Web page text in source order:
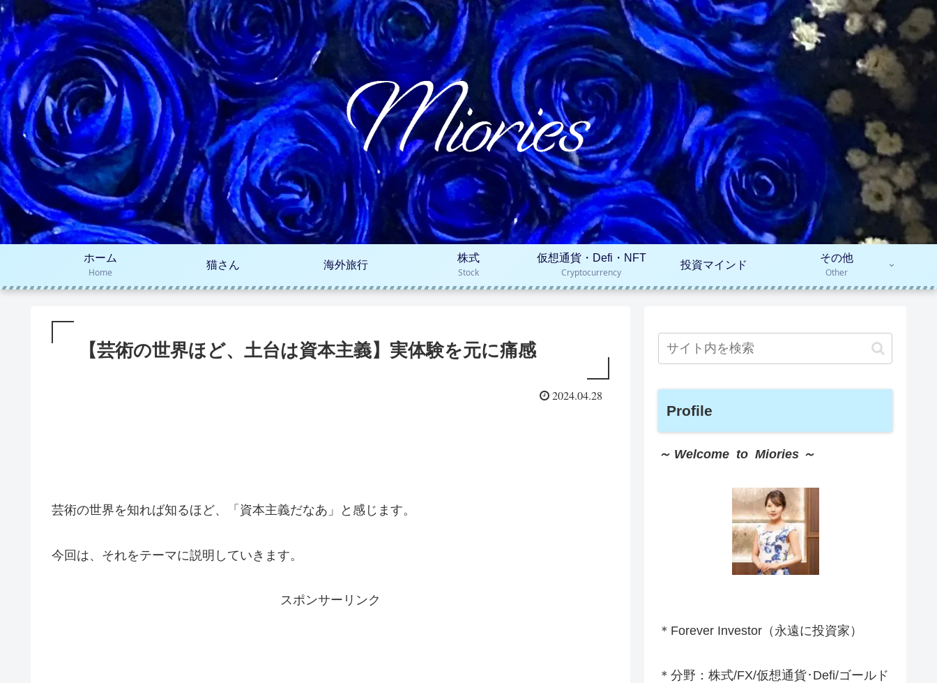
ホーム
Home
猫さん 海外旅行
株式
Stock
仮想通貨・Defi・NFT
Cryptocurrency
投資マインド
その他
Other
【芸術の世界ほど、土台は資本主義】実体験を元に痛感
2024.04.28
芸術の世界を知れば知るほど、「資本主義だなあ」と感じます。
今回は、それをテーマに説明していきます。
スポンサーリンク
Profile
～ Welcome to Miories ～
＊Forever Investor （永遠に投資家）
＊分野：株式/FX/仮想通貨･Defi/ゴールド